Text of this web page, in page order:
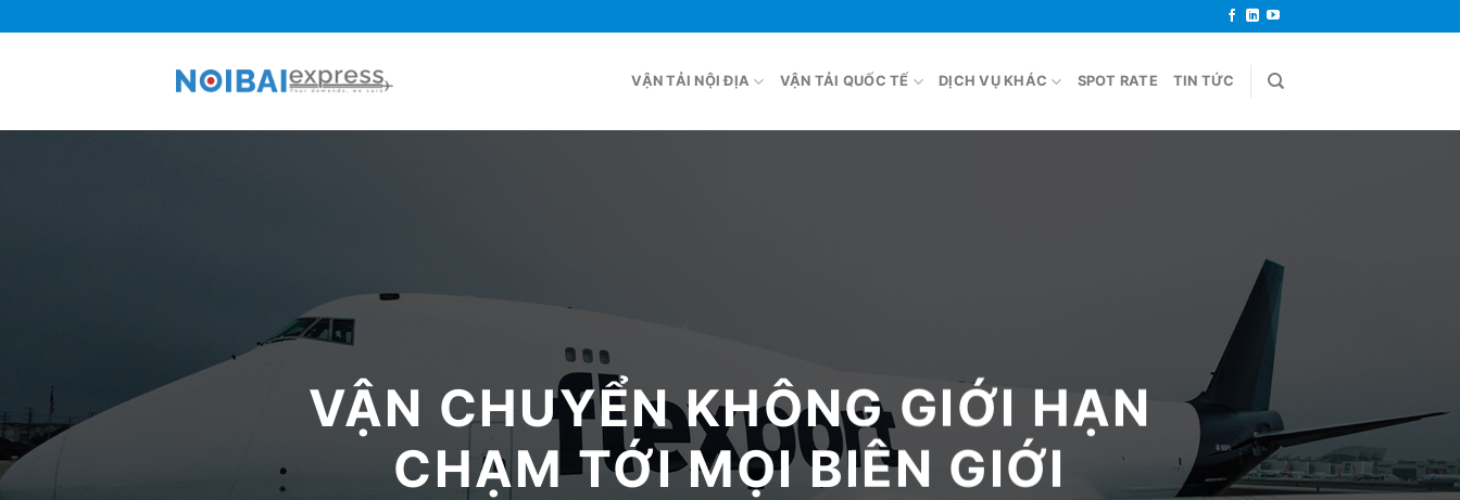
to
VẬN TẢI NỘI ĐỊA VẬN TẢI QUỐC TẾ DỊCH VỤ KHÁC SPOT RATE TIN TỨC
VẬN CHUYỂN KHÔNG GIỚI HẠN
CHẠM TỚI MỌI BIÊN GIỚI